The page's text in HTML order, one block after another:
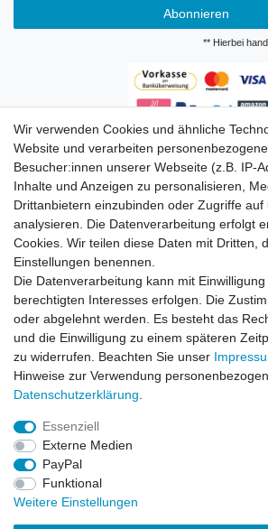
Abonnieren
** Hierbei
Zahlungsarten
Versandkosten
Widerrufsrecht
Wir verwenden Cookies und ähnliche
Website und verarbeiten
Besucher:innen unserer Webseite (z.B. IP-
Inhalte und Anzeigen zu personalisieren,
Drittanbietern einzubinden oder Zugriffe auf
analysieren. Die Datenverarbeitung erfolgt
Cookies. Wir teilen diese Daten mit Dritten,
Einstellungen benennen.
Die Datenverarbeitung kann mit
berechtigten Interesses erfolgen. Die
oder abgelehnt werden. Es besteht das
und die Einwilligung zu einem späteren
zu widerrufen. Beachten Sie unser
Hinweise zur Verwendung
Daten­schutz­erklärung
Essenziell
Externe Medien
PayPal
Funktional
Weitere Einstellungen